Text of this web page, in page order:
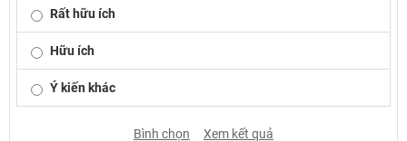
Rất hữu ích
Hữu ích
Ý kiến khác
Bình chọn Xem kết quả